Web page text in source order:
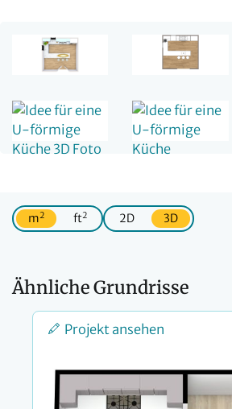
m2 ft2 2D 3D
Ähnliche Grundrisse
Projekt ansehen